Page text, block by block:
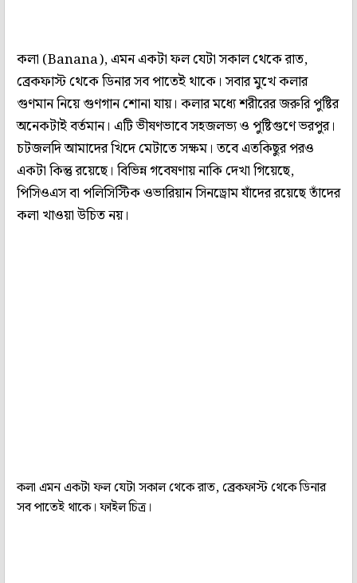
কলা (Banana), এমন একটা ফল যেটা সকাল থেকে রাত,
ব্রেকফাস্ট থেকে ডিনার সব পাতেই থাকে। সবার মুখে কলার
গুণমান নিয়ে গুণগান শোনা যায়। কলার মধ্যে শরীরের জরুরি পুষ্টির
অনেকটাই বর্তমান। এটি ভীষণভাবে সহজলভ্য ও পুষ্টিগুণে ভরপুর।
চটজলদি আমাদের খিদে মেটাতে সক্ষম। তবে এতকিছুর পরও
একটা কিন্তু রয়েছে। বিভিন্ন গবেষণায় নাকি দেখা গিয়েছে,
পিসিওএস বা পলিসিস্টিক ওভারিয়ান সিনড্রোম যাঁদের রয়েছে তাঁদের
কলা খাওয়া উচিত নয়।
কলা এমন একটা ফল যেটা সকাল থেকে রাত, ব্রেকফাস্ট থেকে ডিনার
সব পাতেই থাকে। ফাইল চিত্র।